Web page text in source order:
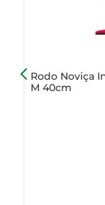
- Cabo:
- Uso:
Rodo Noviça
M 40cm